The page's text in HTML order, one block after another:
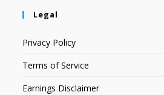
Legal
Privacy Policy
Terms of Service
Earnings Disclaimer